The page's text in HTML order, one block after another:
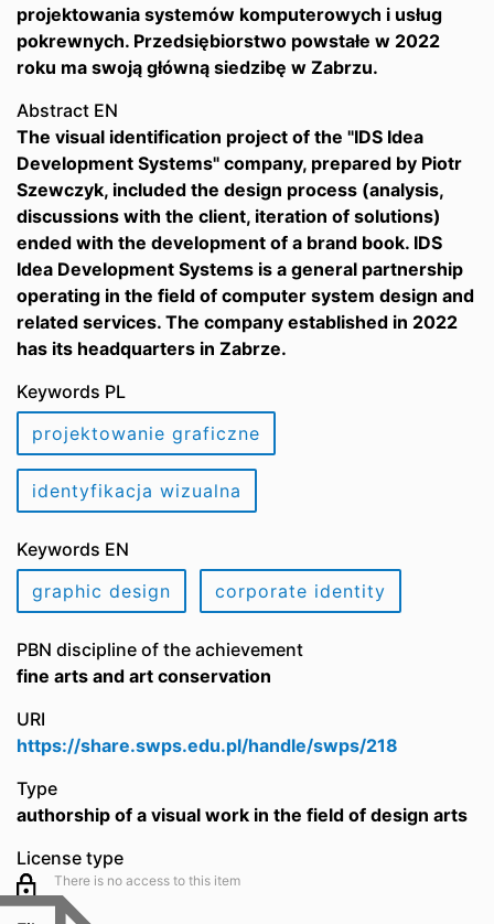
projektowania systemów komputerowych i usług
pokrewnych. Przedsiębiorstwo powstałe w 2022
roku ma swoją główną siedzibę w Zabrzu.
Abstract EN
The visual identification project of the "IDS Idea
Development Systems" company, prepared by Piotr
Szewczyk, included the design process (analysis,
discussions with the client, iteration of solutions)
ended with the development of a brand book. IDS
Idea Development Systems is a general partnership
operating in the field of computer system design and
related services. The company established in 2022
has its headquarters in Zabrze.
Keywords PL
projektowanie graficzne
identyfikacja wizualna
Keywords EN
graphic design
corporate identity
PBN discipline of the achievement
fine arts and art conservation
URI
https://share.swps.edu.pl/handle/swps/218
Type
authorship of a visual work in the field of design arts
License type
There is no access to this item